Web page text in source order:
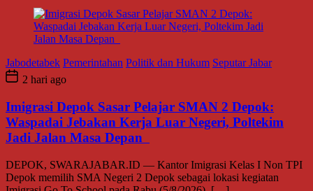
Jabodetabek Pemerintahan Politik dan Hukum Seputar Jabar
2 hari ago
Imigrasi Depok Sasar Pelajar SMAN 2 Depok:
Waspadai Jebakan Kerja Luar Negeri, Poltekim
Jadi Jalan Masa Depan
DEPOK, SWARAJABAR.ID — Kantor Imigrasi Kelas I Non TPI
Depok memilih SMA Negeri 2 Depok sebagai lokasi kegiatan